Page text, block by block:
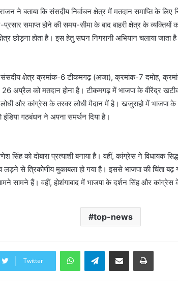
ने बताया कि संसदीय निर्वाचन क्षेत्र में मतदान समाप्ति के
समाप्त होने की समय-सीमा के बाद बाहरी क्षेत्र के
छोड़ना होता है। इस हेतु सघन निगरानी अभियान चलाया जाता
क्षेत्र क्रमांक-6 टीकमगढ़ (अजा), क्रमांक-7 दमोह,
26 अप्रैल को मतदान होना है। टीकमगढ़ में भाजपा के वीरेंद्र
और कांग्रेस के तरवर लोधी मैदान में है। खजुराहो में भाजपा के
इंडिया गठबंधन ने अपना समर्थन दिया है।
को दोबारा प्रत्याशी बनाया है। वहीं, कांग्रेस ने विधायक
लड़ने से त्रिकोणीय मुकाबला हो गया है। इससे भाजपा की चिंता
सामने हैं। वहीं, होशंगाबाद में भाजपा के दर्शन सिंह और
top-news
Twitter
WhatsAppTelegramShare via Email Print